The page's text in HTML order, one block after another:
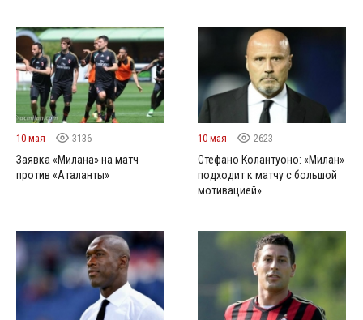
10 мая 3136
Заявка «Милана» на матч
против «Аталанты»
10 мая 2623
Стефано Колантуоно: «Милан»
подходит к матчу с большой
мотивацией»